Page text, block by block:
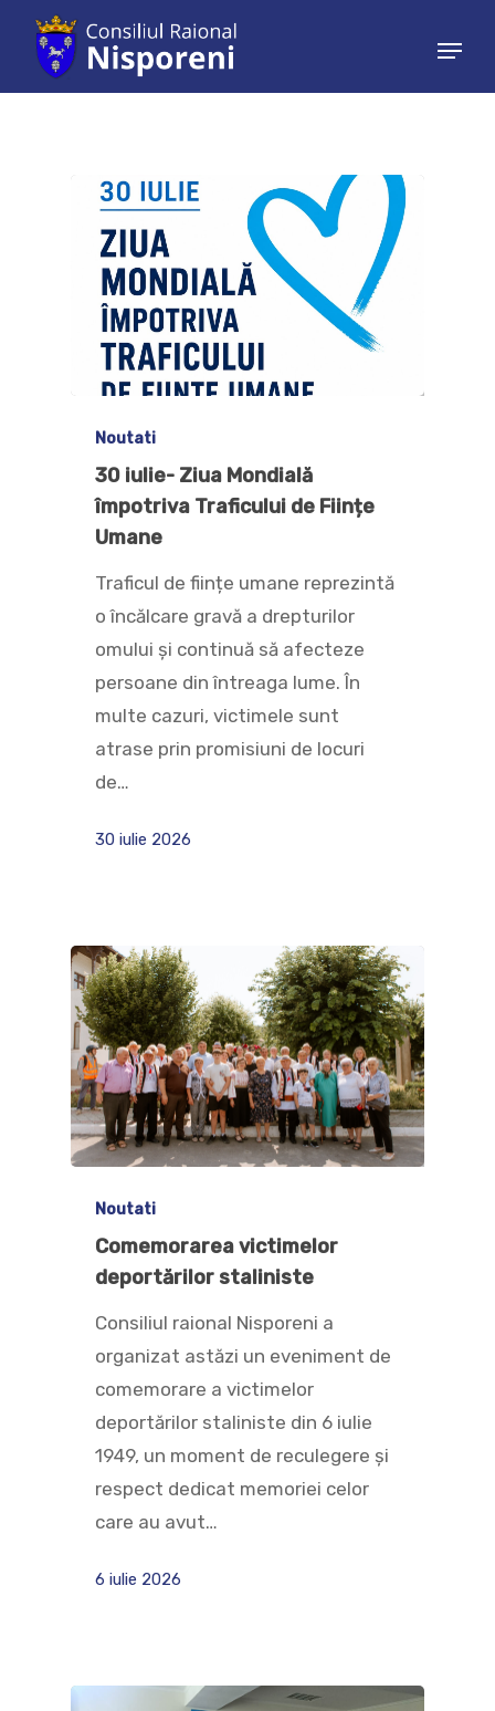
Noutati
30 iulie- Ziua Mondială
împotriva Traficului de Ființe
Umane
Traficul de ființe umane reprezintă
o încălcare gravă a drepturilor
omului și continuă să afecteze
persoane din întreaga lume. În
multe cazuri, victimele sunt
atrase prin promisiuni de locuri
de…
30 iulie 2026
Noutati
Comemorarea victimelor
deportărilor staliniste
Consiliul raional Nisporeni a
organizat astăzi un eveniment de
comemorare a victimelor
deportărilor staliniste din 6 iulie
1949, un moment de reculegere și
respect dedicat memoriei celor
care au avut…
6 iulie 2026